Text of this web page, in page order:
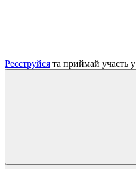
Реєструйся та приймай участь у